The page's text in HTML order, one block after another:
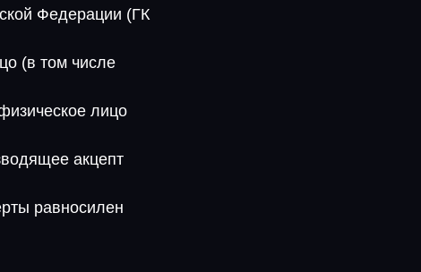
Федерации (ГК
(в том числе
лицо
акцепт
равносилен